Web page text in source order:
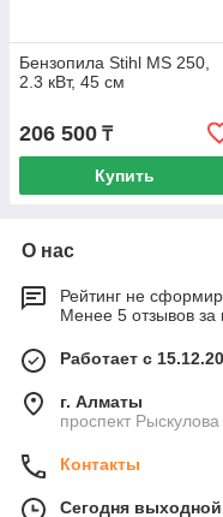
Бензопила Stihl MS 250,
2.3 кВт, 45 см
206 500 ₸
Купить
О нас
Рейтинг не
Менее 5 отзывов за
Работает с
г. Алматы
проспект
Контакты
Сегодня выходной